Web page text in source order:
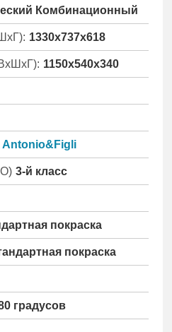
Комбинационный
1330x737x618
1150x540x340
Antonio&Figli
3-й класс
покраска
покраска
градусов